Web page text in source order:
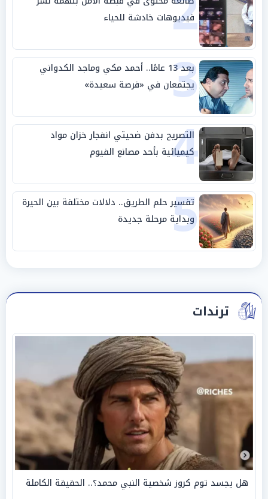
فيديوهات خادشة للحياء
3 بعد 13 عامًا.. أحمد مكي وماجد الكدواني
يجتمعان في «فرصة سعيدة»
4
التصريح بدفن ضحيتي انفجار خزان مواد
كيميائية بأحد مصانع الفيوم
5
تفسير حلم الطريق.. دلالات مختلفة بين الحيرة
وبداية مرحلة جديدة
ترندات
هل يجسد توم كروز شخصية النبي محمد؟.. الحقيقة الكاملة